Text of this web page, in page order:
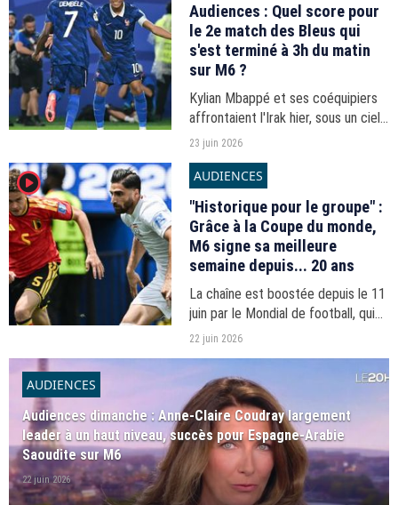
Audiences : Quel score pour
le 2e match des Bleus qui
s'est terminé à 3h du matin
sur M6 ?
Kylian Mbappé et ses coéquipiers
affrontaient l'Irak hier, sous un ciel
très orageux qui a fait terminer la
Combien de supporters étaient au
23 juin 2026
player2 AUDIENCES
"Historique pour le groupe" :
Grâce à la Coupe du monde,
M6 signe sa meilleure
semaine depuis... 20 ans
La chaîne est boostée depuis le 11
juin par le Mondial de football, qui
lui offre des audiences records.
22 juin 2026
AUDIENCES
Audiences dimanche : Anne-Claire Coudray largement
leader à un haut niveau, succès pour Espagne-Arabie
Saoudite sur M6
22 juin 2026